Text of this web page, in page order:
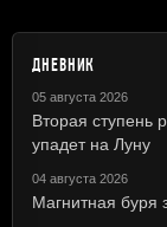
ДНЕВНИК
05 августа 2026
Вторая ступень
упадет на Луну
04 августа 2026
Магнитная буря